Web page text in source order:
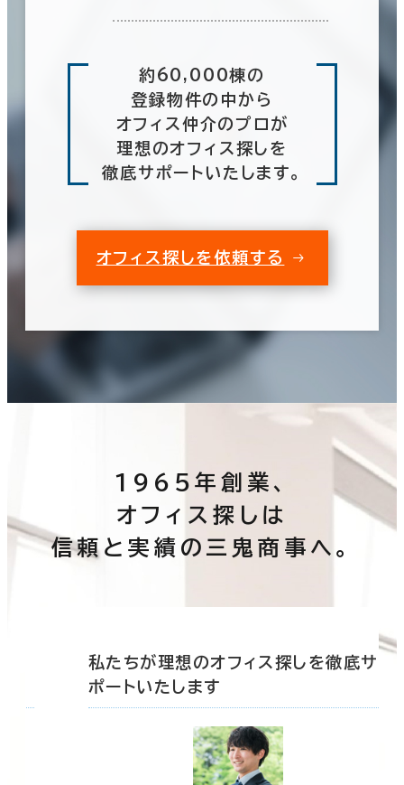
約60,000棟の
登録物件の中から
オフィス仲介のプロが
理想のオフィス探しを
徹底サポートいたします。
オフィス探しを依頼する
1965年創業、
オフィス探しは
信頼と実績の三鬼商事へ。
私たちが理想のオフィス探しを徹底サ
ポートいたします